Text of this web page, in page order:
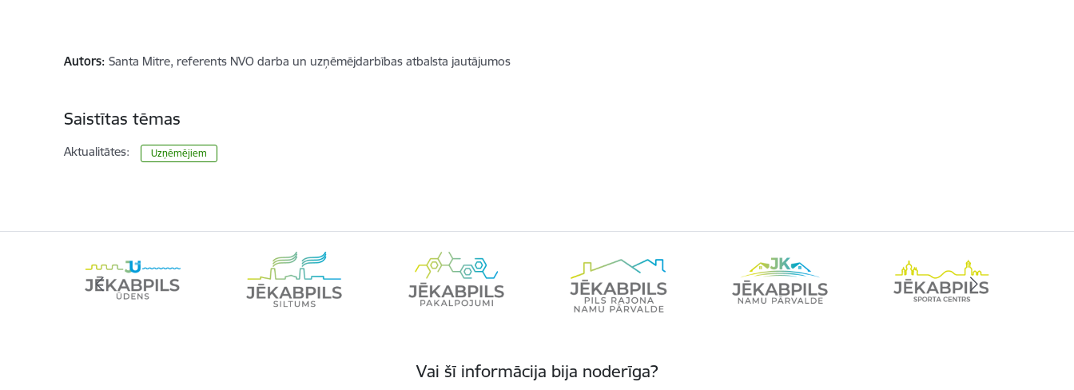
Autors: Santa Mitre, referents NVO darba un uzņēmējdarbības atbalsta jautājumos
Saistītas tēmas
Aktualitātes: Uzņēmējiem
Vai šī informācija bija noderīga?